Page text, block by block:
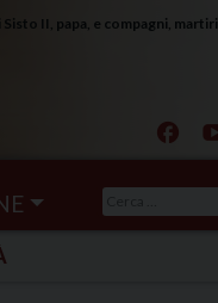
Sisto II, papa, e compagni, martiri
per: